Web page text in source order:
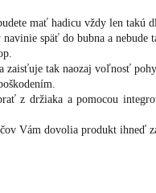
mať hadicu vždy len takú
späť do bubna a
zaisťuje tak naozaj voľnosť
z držiaka a pomocou
Vám dovolia produkt ihneď